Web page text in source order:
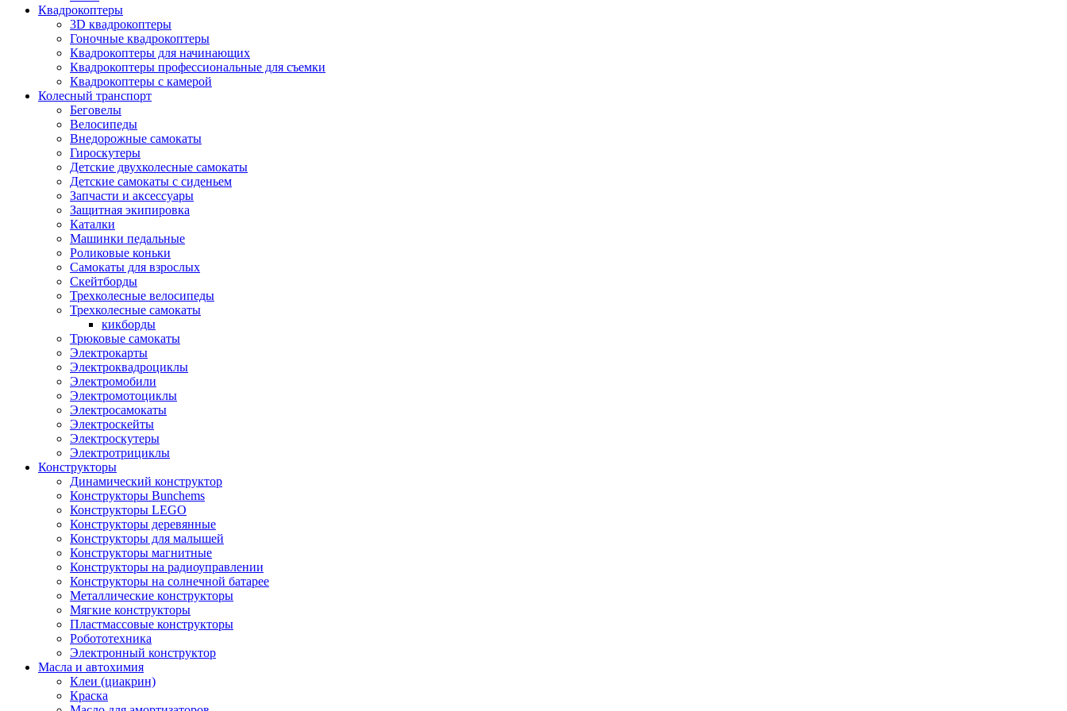
Квадрокоптеры
3D квадрокоптеры
Гоночные квадрокоптеры
Квадрокоптеры для начинающих
Квадрокоптеры профессиональные для съемки
Квадрокоптеры с камерой
Колесный транспорт
Беговелы
Велосипеды
Внедорожные самокаты
Гироскутеры
Детские двухколесные самокаты
Детские самокаты с сиденьем
Запчасти и аксессуары
Защитная экипировка
Каталки
Машинки педальные
Роликовые коньки
Самокаты для взрослых
Скейтборды
Трехколесные велосипеды
Трехколесные самокаты
кикборды
Трюковые самокаты
Электрокарты
Электроквадроциклы
Электромобили
Электромотоциклы
Электросамокаты
Электроскейты
Электроскутеры
Электротрициклы
Конструкторы
Динамический конструктор
Конструкторы Bunchems
Конструкторы LEGO
Конструкторы деревянные
Конструкторы для малышей
Конструкторы магнитные
Конструкторы на радиоуправлении
Конструкторы на солнечной батарее
Металлические конструкторы
Мягкие конструкторы
Пластмассовые конструкторы
Робототехника
Электронный конструктор
Масла и автохимия
Клеи (циакрин)
Краска